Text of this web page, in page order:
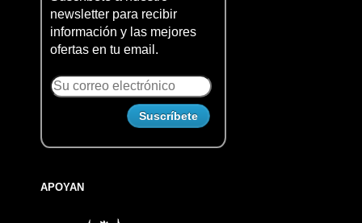
newsletter para recibir
información y las mejores
ofertas en tu email.
APOYAN